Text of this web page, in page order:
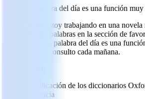
La palabra del día es una función
Ahora estoy trabajando en una
Guardo palabras en la sección de
tarde. La palabra del día es una
mí, y la consulto cada mañana.
La aplicación de los diccionarios
referencia